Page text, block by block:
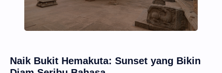
Naik Bukit Hemakuta: Sunset yang Bikin